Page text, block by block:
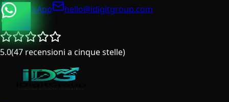
WhatsApp
hello@idigitgroup.com
5.0(47 recensioni a cinque stelle)